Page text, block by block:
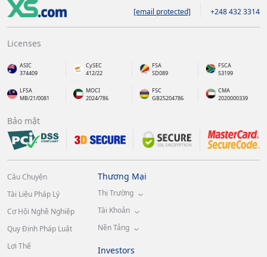
[email protected] +248 432 3314
Licenses
ASIC
374409
CySEC
412/22
FSA
SD089
FSCA
53199
LFSA
MB/21/0081
MOCI
2024/786
FSC
GB25204786
CMA
2020000339
Bảo mật
Câu Chuyện
Tài Liệu Pháp Lý
Cơ Hội Nghề Nghiệp
Quy Định Pháp Luật
Lợi Thế
Thương Mại
Thị Trường
Tài Khoản
Nền Tảng
Investors